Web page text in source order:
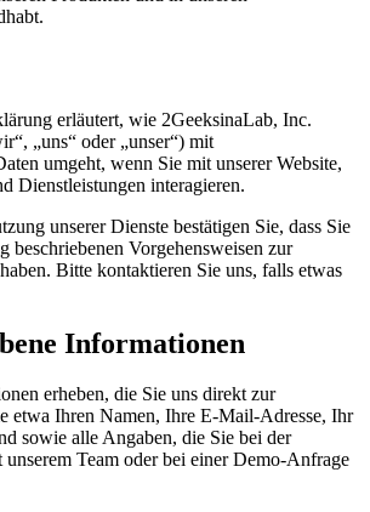
erläutert, wie 2GeeksinaLab, Inc.
„uns“ oder „unser“) mit
umgeht, wenn Sie mit unserer Website,
Dienstleistungen interagieren.
unserer Dienste bestätigen Sie, dass Sie
beschriebenen Vorgehensweisen zur
Bitte kontaktieren Sie uns, falls etwas
Informationen
erheben, die Sie uns direkt zur
etwa Ihren Namen, Ihre E-Mail-Adresse, Ihr
sowie alle Angaben, die Sie bei der
Team oder bei einer Demo-Anfrage